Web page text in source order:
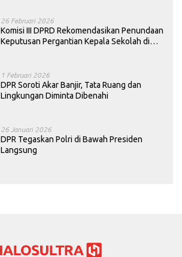
26 Februari 2026
Komisi III DPRD Rekomendasikan Penundaan
Keputusan Pergantian Kepala Sekolah di
1 Februari 2026
DPR Soroti Akar Banjir, Tata Ruang dan
Lingkungan Diminta Dibenahi
26 Januari 2026
DPR Tegaskan Polri di Bawah Presiden
Langsung